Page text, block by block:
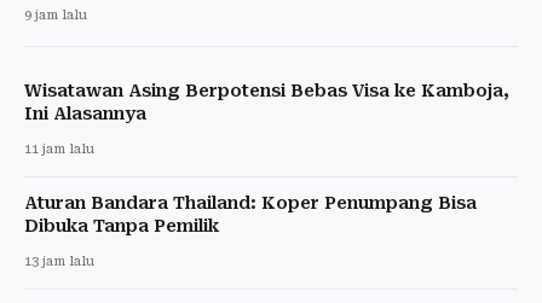
9 jam lalu
Wisatawan Asing Berpotensi Bebas Visa ke Kamboja,
Ini Alasannya
11 jam lalu
Aturan Bandara Thailand: Koper Penumpang Bisa
Dibuka Tanpa Pemilik
13 jam lalu